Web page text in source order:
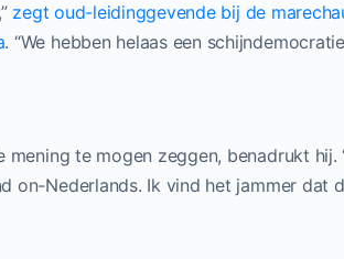
zegt oud-leidinggevende bij de
. “We hebben helaas een
te mogen zeggen, benadrukt hij.
on-Nederlands. Ik vind het jammer dat